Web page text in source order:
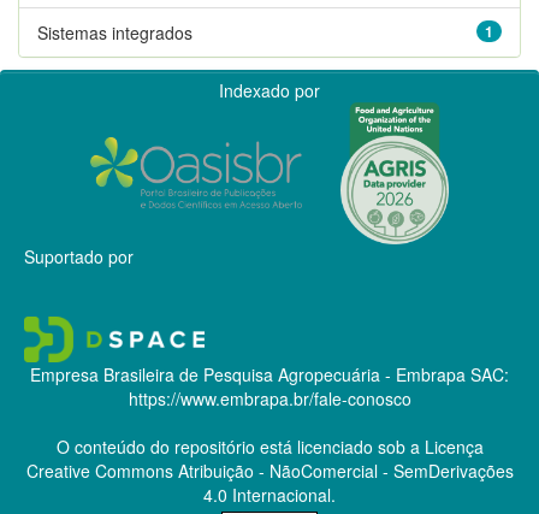
1
Sistemas integrados
Indexado por
Suportado por
Empresa Brasileira de Pesquisa Agropecuária - Embrapa SAC:
https://www.embrapa.br/fale-conosco
O conteúdo do repositório está licenciado sob a Licença
Creative CommonsAtribuição - NãoComercial - SemDerivações
4.0 Internacional.